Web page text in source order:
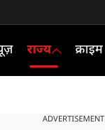
राज्य क्राइम
ADVERTISEMENT